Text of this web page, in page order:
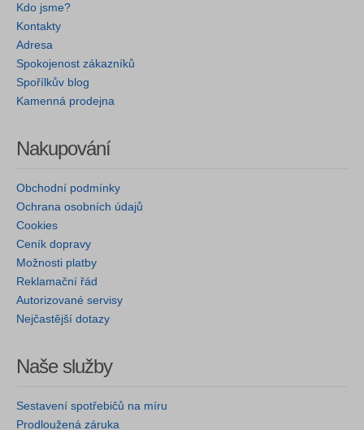
Kdo jsme?
Kontakty
Adresa
Spokojenost zákazníků
Spořílkův blog
Kamenná prodejna
Nakupování
Obchodní podmínky
Ochrana osobních údajů
Cookies
Ceník dopravy
Možnosti platby
Reklamační řád
Autorizované servisy
Nejčastější dotazy
Naše služby
Sestavení spotřebičů na míru
Prodloužená záruka